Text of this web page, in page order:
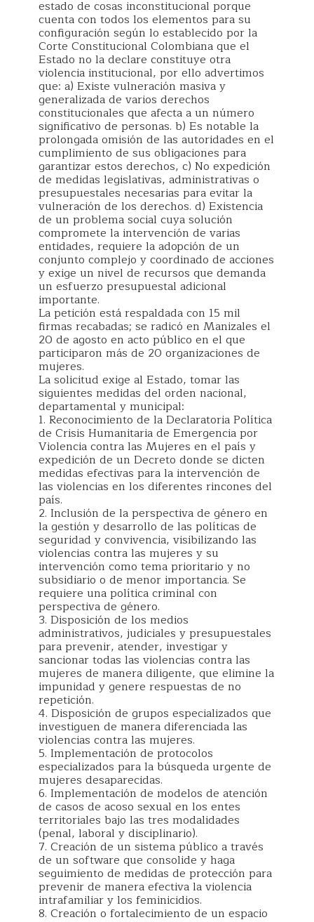
estado de cosas inconstitucional porque
cuenta con todos los elementos para su
configuración según lo establecido por la
Corte Constitucional Colombiana que el
Estado no la declare constituye otra
violencia institucional, por ello advertimos
que: a) Existe vulneración masiva y
generalizada de varios derechos
constitucionales que afecta a un número
significativo de personas. b) Es notable la
prolongada omisión de las autoridades en el
cumplimiento de sus obligaciones para
garantizar estos derechos, c) No expedición
de medidas legislativas, administrativas o
presupuestales necesarias para evitar la
vulneración de los derechos. d) Existencia
de un problema social cuya solución
compromete la intervención de varias
entidades, requiere la adopción de un
conjunto complejo y coordinado de acciones
y exige un nivel de recursos que demanda
un esfuerzo presupuestal adicional
importante.
La petición está respaldada con 15 mil
firmas recabadas; se radicó en Manizales el
20 de agosto en acto público en el que
participaron más de 20 organizaciones de
mujeres.
La solicitud exige al Estado, tomar las
siguientes medidas del orden nacional,
departamental y municipal:
1. Reconocimiento de la Declaratoria Política
de Crisis Humanitaria de Emergencia por
Violencia contra las Mujeres en el país y
expedición de un Decreto donde se dicten
medidas efectivas para la intervención de
las violencias en los diferentes rincones del
país.
2. Inclusión de la perspectiva de género en
la gestión y desarrollo de las políticas de
seguridad y convivencia, visibilizando las
violencias contra las mujeres y su
intervención como tema prioritario y no
subsidiario o de menor importancia. Se
requiere una política criminal con
perspectiva de género.
3. Disposición de los medios
administrativos, judiciales y presupuestales
para prevenir, atender, investigar y
sancionar todas las violencias contra las
mujeres de manera diligente, que elimine la
impunidad y genere respuestas de no
repetición.
4. Disposición de grupos especializados que
investiguen de manera diferenciada las
violencias contra las mujeres.
5. Implementación de protocolos
especializados para la búsqueda urgente de
mujeres desaparecidas.
6. Implementación de modelos de atención
de casos de acoso sexual en los entes
territoriales bajo las tres modalidades
(penal, laboral y disciplinario).
7. Creación de un sistema público a través
de un software que consolide y haga
seguimiento de medidas de protección para
prevenir de manera efectiva la violencia
intrafamiliar y los feminicidios.
8. Creación o fortalecimiento de un espacio